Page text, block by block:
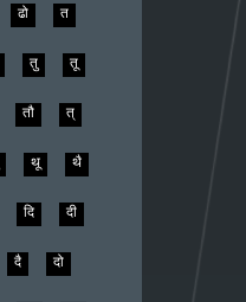
ढो त
तु तू
तौ त्
थू थै
दि दी
दै दो